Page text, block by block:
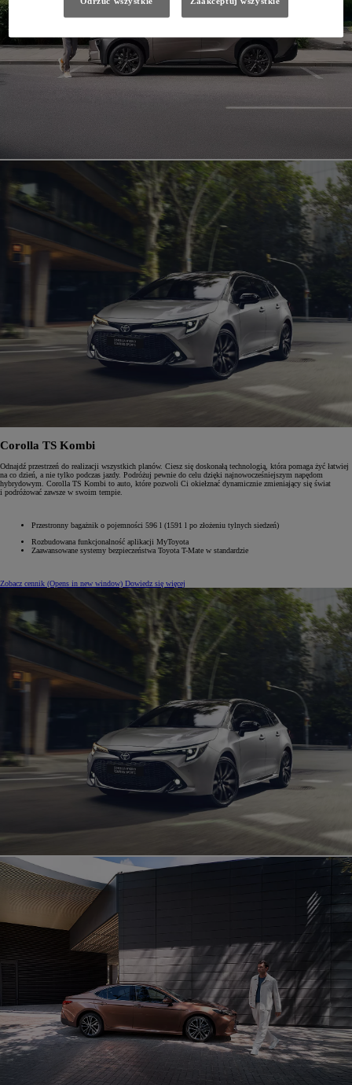
Corolla TS Kombi
Odnajdź przestrzeń do realizacji wszystkich planów. Ciesz się doskonałą technologią, która pomaga żyć łatwiej
na co dzień, a nie tylko podczas jazdy. Podróżuj pewnie do celu dzięki najnowocześniejszym napędom
hybrydowym. Corolla TS Kombi to auto, które pozwoli Ci okiełznać dynamicznie zmieniający się świat
i podróżować zawsze w swoim tempie.
Przestronny bagażnik o pojemności 596 l (1591 l po złożeniu tylnych siedzeń)
Rozbudowana funkcjonalność aplikacji MyToyota
Zaawansowane systemy bezpieczeństwa Toyota T-Mate w standardzie
Zobacz cennik (Opens in new window) Dowiedz się więcej